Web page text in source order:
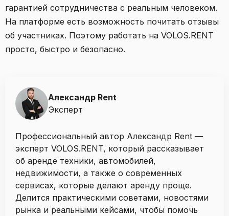
гарантией сотрудничества с реальным человеком.
На платформе есть возможность почитать отзывы
об участниках. Поэтому работать на VOLOS.RENT
просто, быстро и безопасно.
Александр Rent
Эксперт
Профессиональный автор Александр Rent —
эксперт VOLOS.RENT, который рассказывает
об аренде техники, автомобилей,
недвижимости, а также о современных
сервисах, которые делают аренду проще.
Делится практическими советами, новостями
рынка и реальными кейсами, чтобы помочь